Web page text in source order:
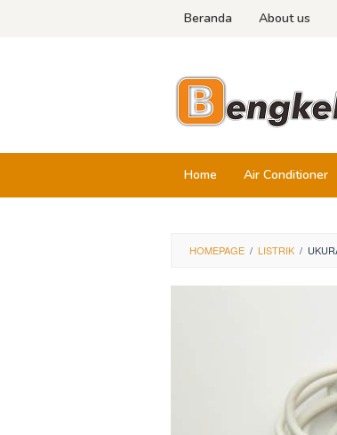
Beranda About us
Home Air Conditioner
HOMEPAGE / LISTRIK /